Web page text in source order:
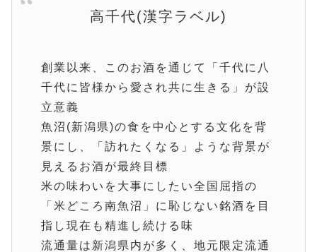
高千代(漢字ラベル)
創業以来、このお酒を通じて「千代に八
千代に皆様から愛され共に生きる」が設
立意義
魚沼(新潟県)の食を中心とする文化を背
景にし、「訪れたくなる」ような背景が
見えるお酒が最終目標
米の味わいを大事にしたい全国屈指の
「米どころ南魚沼」に恥じない銘酒を目
指し現在も精進し続ける味
流通量は新潟県内が多く、地元限定流通